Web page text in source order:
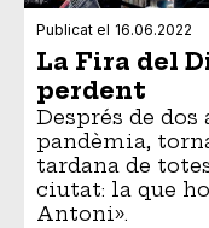
Publicat el 16.06.2022
La Fira del
perdent
Després de
pandèmia,
tardana de
ciutat: la que
Antoni».